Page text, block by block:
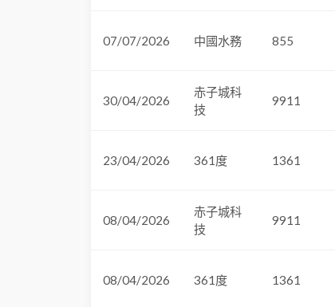
07/07/2026 中國水務 855
30/04/2026
赤子城科
技
9911
23/04/2026 361度 1361
08/04/2026
赤子城科
技
9911
08/04/2026 361度 1361